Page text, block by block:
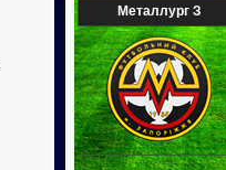
Металлург З